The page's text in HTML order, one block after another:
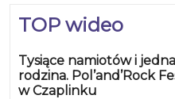
TOP wideo
Tysiące namiotów i
rodzina. Pol’and’Rock
w Czaplinku